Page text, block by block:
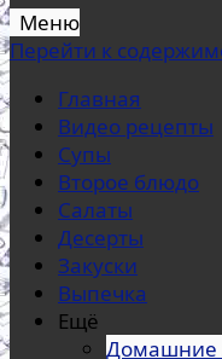
Меню
Перейти к
Главная
Видео рецепты
Супы
Второе блюдо
Салаты
Десерты
Закуски
Выпечка
Ещё
Домашние